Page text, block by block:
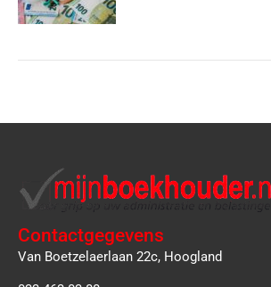
Contactgegevens
Van Boetzelaerlaan 22c, Hoogland